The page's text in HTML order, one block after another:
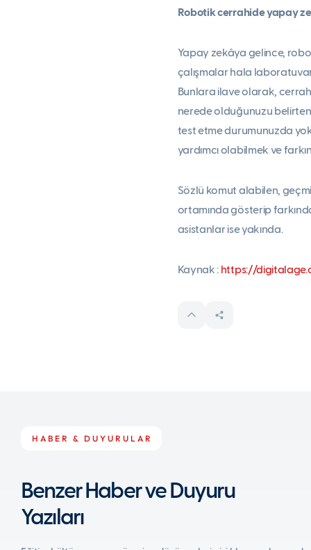
Robotik cerrahide yapay
Yapay zekâya gelince,
çalışmalar hala
Bunlara ilave olarak,
nerede olduğunuzu
test etme durumunuzda
yardımcı olabilmek ve
Sözlü komut alabilen,
ortamında gösterip
asistanlar ise yakında.
Kaynak : https://
HABER & DUYURULAR
Benzer Haber ve Duyuru
Yazıları